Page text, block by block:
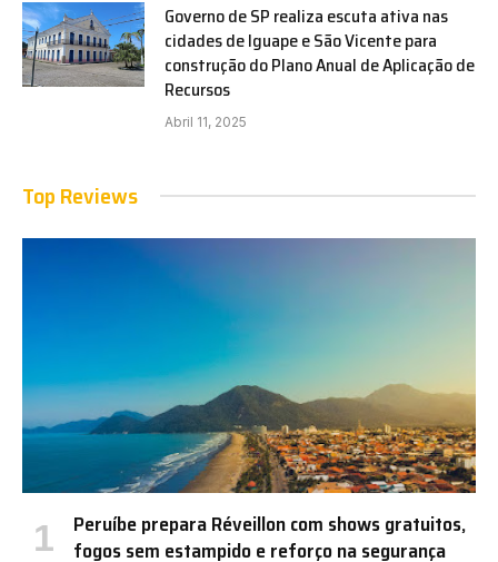
Governo de SP realiza escuta ativa nas
cidades de Iguape e São Vicente para
construção do Plano Anual de Aplicação de
Recursos
Abril 11, 2025
Top Reviews
Peruíbe prepara Réveillon com shows gratuitos,
fogos sem estampido e reforço na segurança